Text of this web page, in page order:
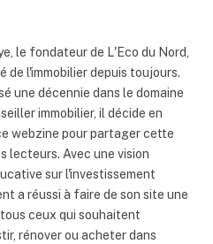
le fondateur de L'Eco du Nord,
de l'immobilier depuis toujours.
une décennie dans le domaine
immobilier, il décide en
webzine pour partager cette
lecteurs. Avec une vision
sur l'investissement
a réussi à faire de son site une
ceux qui souhaitent
rénover ou acheter dans